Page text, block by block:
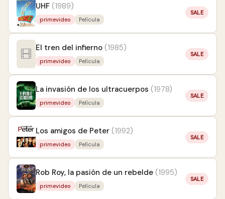
UHF (1989)
primevideo Película
SALE
El tren del infierno (1985)
primevideo Película
SALE
La invasión de los ultracuerpos (1978)
primevideo Película
SALE
Los amigos de Peter (1992)
primevideo Película
SALE
Rob Roy, la pasión de un rebelde (1995)
primevideo Película
SALE